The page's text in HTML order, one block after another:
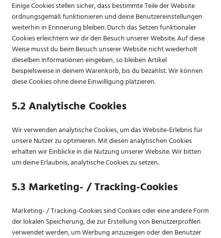
Einige Cookies stellen sicher, dass bestimmte Teile der Website
ordnungsgemäß funktionieren und deine Benutzereinstellungen
weiterhin in Erinnerung bleiben. Durch das Setzen funktionaler
Cookies erleichtern wir dir den Besuch unserer Website. Auf diese
Weise musst du beim Besuch unserer Website nicht wiederholt
dieselben Informationen eingeben, so bleiben Artikel
beispielsweise in deinem Warenkorb, bis du bezahlst. Wir können
diese Cookies ohne deine Einwilligung platzieren.
5.2 Analytische Cookies
Wir verwenden analytische Cookies, um das Website-Erlebnis für
unsere Nutzer zu optimieren. Mit diesen analytischen Cookies
erhalten wir Einblicke in die Nutzung unserer Website. Wir bitten
um deine Erlaubnis, analytische Cookies zu setzen.
5.3 Marketing- / Tracking-Cookies
Marketing- / Tracking-Cookies sind Cookies oder eine andere Form
der lokalen Speicherung, die zur Erstellung von Benutzerprofilen
verwendet werden, um Werbung anzuzeigen oder den Benutzer